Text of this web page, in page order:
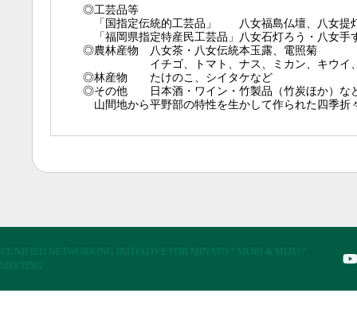
◎工芸品等
「国指定伝統的工芸品」 八女福島仏壇、八女提
「福岡県指定特産民工芸品」八女石灯ろう・八女手
◎農林産物 八女茶・八女伝統本玉露、電照菊
イチゴ、トマト、ナス、ミカン、キウイ、
◎林産物 たけのこ、シイタケなど
◎その他 日本酒・ワイン・竹製品（竹炭ほか）な
山間地から平野部の特性を生かして作られた四季折
©UNIFIED NETWORKING INITIATIVE FOR MINATO “ MORI & MIZU “
MEETING